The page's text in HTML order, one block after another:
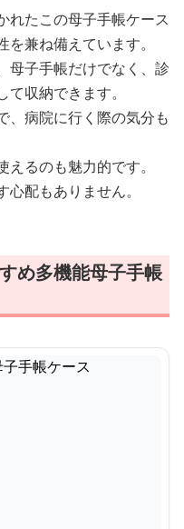
れたこの母子手帳ケース
兼ね備えています。
母子手帳だけでなく、診
収納できます。
、病院に行く際の気分も
るのも魅力的です。
配もありません。
め多機能母子手帳